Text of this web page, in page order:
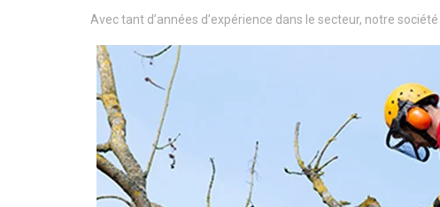
Avec tant d’années d’expérience dans le secteur, notre